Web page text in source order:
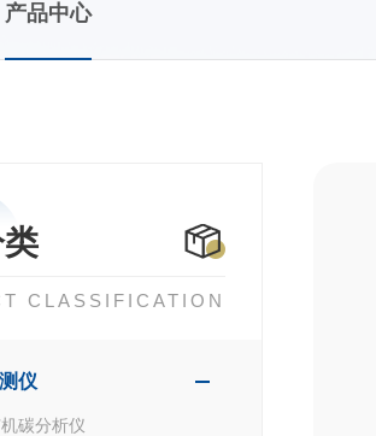
产品中心
CLASSIFICATION
仪
碳分析仪